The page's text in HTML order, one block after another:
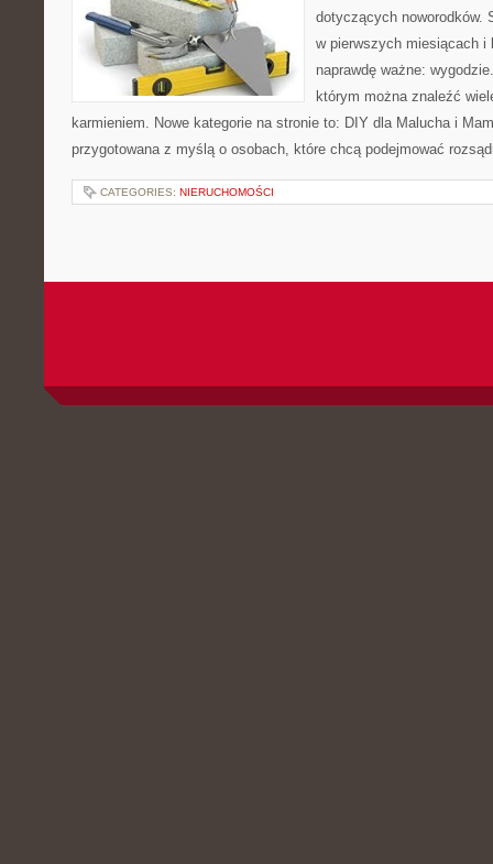
dotyczących noworodków.
w pierwszych miesiącach
naprawdę ważne:
którym można znaleźć
karmieniem. Nowe kategorie na stronie to: DIY dla Malucha i
przygotowana z myślą o osobach, które chcą podejmować
CATEGORIES: NIERUCHOMOŚCI